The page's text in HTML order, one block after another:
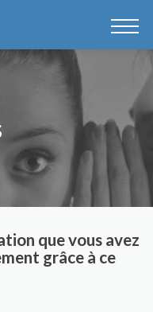
que vous avez
grâce à ce